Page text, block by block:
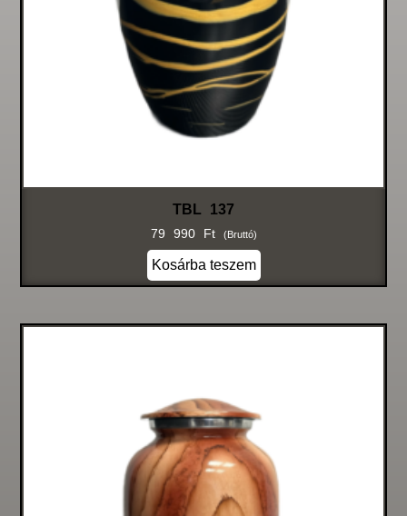
TBL 137
79 990 Ft (bruttó)
Kosárba teszem